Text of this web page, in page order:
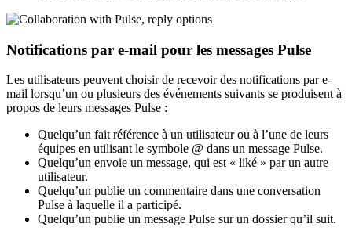
Notifications par e-mail pour les messages Pulse
Les utilisateurs peuvent choisir de recevoir des notifications par e-
mail lorsqu’un ou plusieurs des événements suivants se produisent à
propos de leurs messages Pulse :
Quelqu’un fait référence à un utilisateur ou à l’une de leurs
équipes en utilisant le symbole @ dans un message Pulse.
Quelqu’un envoie un message, qui est « liké » par un autre
utilisateur.
Quelqu’un publie un commentaire dans une conversation
Pulse à laquelle il a participé.
Quelqu’un publie un message Pulse sur un dossier qu’il suit.